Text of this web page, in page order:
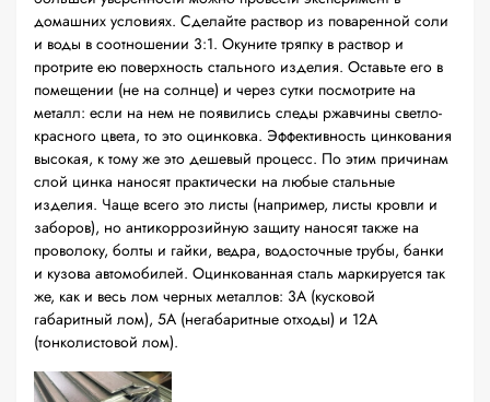
домашних условиях. Сделайте раствор из поваренной соли
и воды в соотношении 3:1. Окуните тряпку в раствор и
протрите ею поверхность стального изделия. Оставьте его в
помещении (не на солнце) и через сутки посмотрите на
металл: если на нем не появились следы ржавчины светло-
красного цвета, то это оцинковка. Эффективность цинкования
высокая, к тому же это дешевый процесс. По этим причинам
слой цинка наносят практически на любые стальные
изделия. Чаще всего это листы (например, листы кровли и
заборов), но антикоррозийную защиту наносят также на
проволоку, болты и гайки, ведра, водосточные трубы, банки
и кузова автомобилей. Оцинкованная сталь маркируется так
же, как и весь лом черных металлов: 3А (кусковой
габаритный лом), 5А (негабаритные отходы) и 12А
(тонколистовой лом).